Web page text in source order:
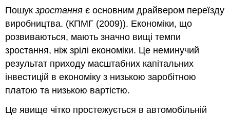
Пошукзростання є основним драйвером переїзду
виробництва. (КПМГ (2009)). Економіки, що
розвиваються, мають значно вищі темпи
зростання, ніж зрілі економіки. Це неминучий
результат приходу масштабних капітальних
інвестицій в економіку з низькою заробітною
платою та низькою вартістю.
Це явище чітко простежується в автомобільній